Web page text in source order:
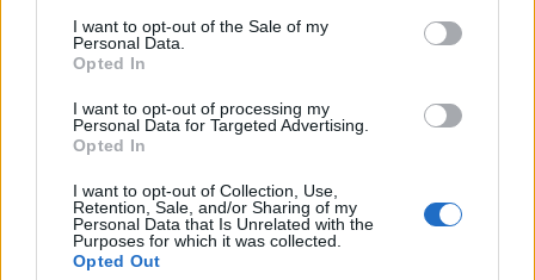
I want to opt-out of the Sale of my
Personal Data.
Opted In
I want to opt-out of processing my
Personal Data for Targeted Advertising.
Opted In
I want to opt-out of Collection, Use,
Retention, Sale, and/or Sharing of my
Personal Data that Is Unrelated with the
Purposes for which it was collected.
Opted Out
Az előfizetés a következőket tartalmazza:
Portfolio.hu teljes cikkarchívum
kötéslistái
MÁR ELŐFIZETŐNK VAGY?